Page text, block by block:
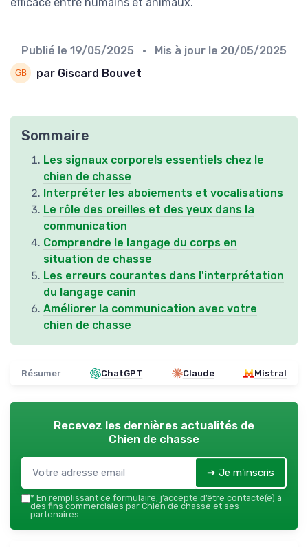
Publié le 19/05/2025 • Mis à jour le 20/05/2025
par Giscard Bouvet
Sommaire
Les signaux corporels essentiels chez le
chien de chasse
Interpréter les aboiements et vocalisations
Le rôle des oreilles et des yeux dans la
communication
Comprendre le langage du corps en
situation de chasse
Les erreurs courantes dans l'interprétation
du langage canin
Améliorer la communication avec votre
chien de chasse
Résumer ChatGPT Claude Mistral
Recevez les dernières actualités de
Chien de chasse
➔ Je m'inscris
* En remplissant ce formulaire, j’accepte d’être contacté(e) à
des fins commerciales par Chien de chasse et ses
partenaires.